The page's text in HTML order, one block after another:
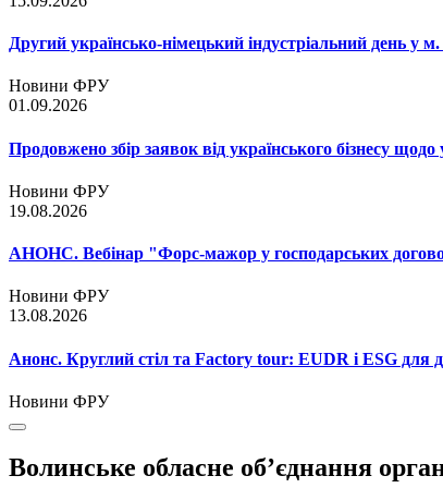
Другий українсько-німецький індустріальний день у
Новини ФРУ
01.09.2026
Продовжено збір заявок від українського бізнесу
Новини ФРУ
19.08.2026
АНОНС. Вебінар "Форс-мажор у господарських
Новини ФРУ
13.08.2026
Анонс. Круглий стіл та Factory tour: EUDR і ESG для
Новини ФРУ
Волинське обласне об’єднання